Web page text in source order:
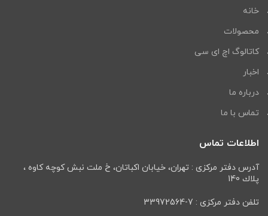
خانه
محصولات
کاتالوگ اچ ای سی
اخبار
درباره ما
تماس با ما
اطلاعات تماس
آدرس دفتر مرکزی : تهران، خيابان اكباتان، خ ملت نبش كوچه كاوه ،
پلاك 140
تلفن دفتر مرکزی : 7-33972564